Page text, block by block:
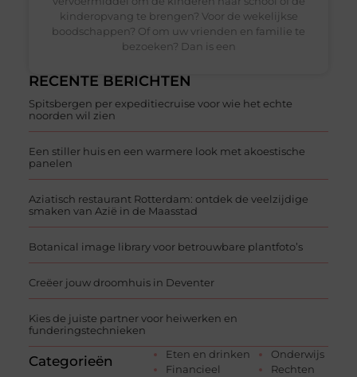
RECENTE BERICHTEN
Spitsbergen per expeditiecruise voor wie het echte
noorden wil zien
Een stiller huis en een warmere look met akoestische
panelen
Aziatisch restaurant Rotterdam: ontdek de veelzijdige
smaken van Azië in de Maasstad
Botanical image library voor betrouwbare plantfoto’s
Creëer jouw droomhuis in Deventer
Kies de juiste partner voor heiwerken en
funderingstechnieken
Categorieën
Eten en drinken
Financieel
Onderwijs
Rechten
kinderopvang te brengen? Voor de wekelijkse
boodschappen? Of om uw vrienden en familie te
bezoeken? Dan is een